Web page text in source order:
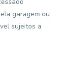
garagem ou
sujeitos a